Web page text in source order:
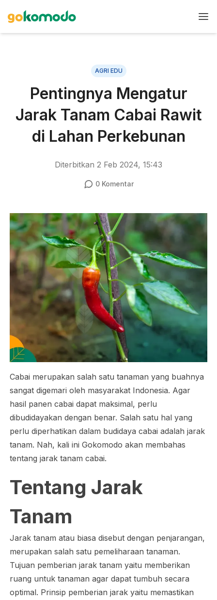
AGRI EDU
Pentingnya Mengatur
Jarak Tanam Cabai Rawit
di Lahan Perkebunan
Diterbitkan 2 Feb 2024, 15:43
0Komentar
Cabai merupakan salah satu tanaman yang buahnya
sangat digemari oleh masyarakat Indonesia. Agar
hasil panen cabai dapat maksimal, perlu
dibudidayakan dengan benar. Salah satu hal yang
perlu diperhatikan dalam budidaya cabai adalah jarak
tanam. Nah, kali ini Gokomodo akan membahas
tentang jarak tanam cabai.
Tentang Jarak
Tanam
Jarak tanam atau biasa disebut dengan penjarangan,
merupakan salah satu pemeliharaan tanaman.
Tujuan pemberian jarak tanam yaitu memberikan
ruang untuk tanaman agar dapat tumbuh secara
optimal. Prinsip pemberian jarak yaitu memastikan